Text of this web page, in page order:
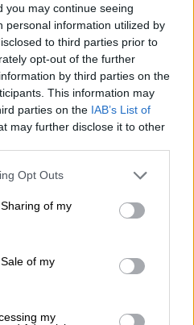
you may continue seeing
personal information utilized by
to third parties prior to
opt-out of the further
by third parties on the
This information may
parties on the IAB’s List of
may further disclose it to other
Opt Outs
of my
of my
my
el tercer
de